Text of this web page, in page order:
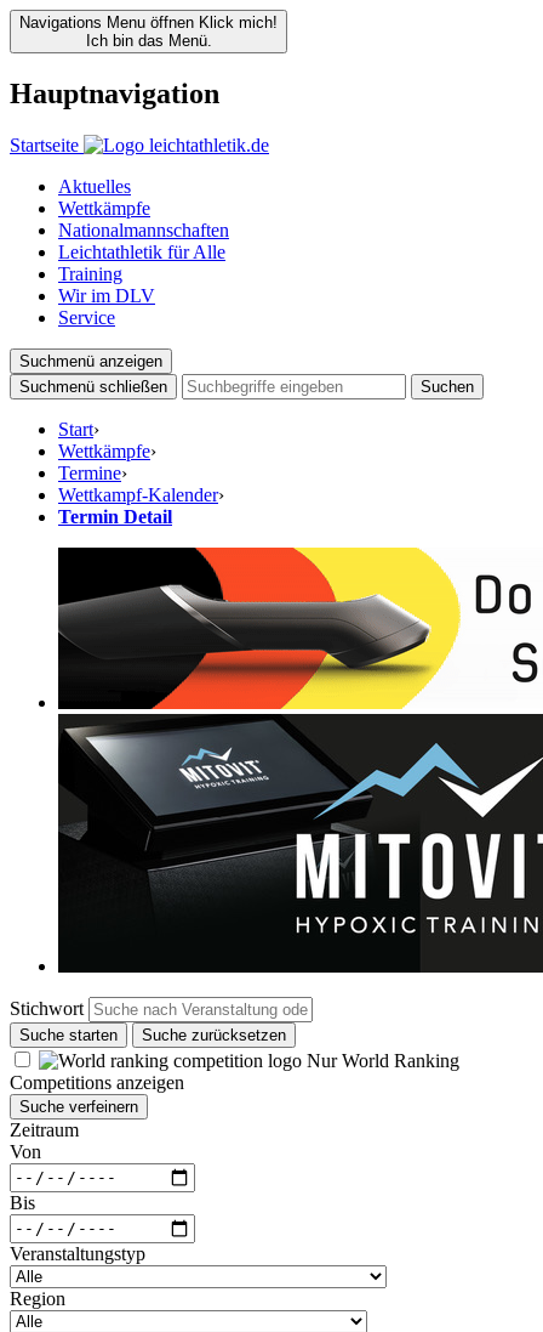
Navigations Menu öffnen Klick mich!
Ich bin das Menü.
Hauptnavigation
Startseite
Aktuelles
Wettkämpfe
Nationalmannschaften
Leichtathletik für Alle
Training
Wir im DLV
Service
Suchmenü anzeigen
Suchmenü schließen
Suchen
Start›
Wettkämpfe›
Termine›
Wettkampf-Kalender›
Termin Detail
Stichwort
Suche starten Suche zurücksetzen
Nur World Ranking
Competitions anzeigen
Suche verfeinern
Zeitraum
Von
Bis
Veranstaltungstyp
Region